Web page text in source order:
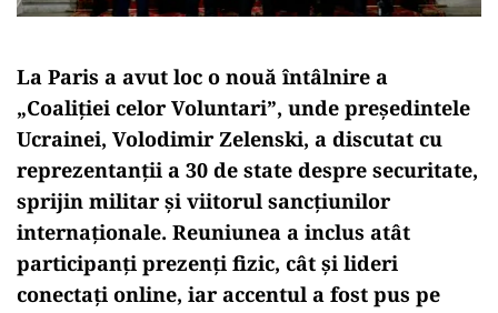
La Paris a avut loc o nouă întâlnire a
„Coaliției celor Voluntari”, unde președintele
Ucrainei, Volodimir Zelenski, a discutat cu
reprezentanții a 30 de state despre securitate,
sprijin militar și viitorul sancțiunilor
internaționale. Reuniunea a inclus atât
participanți prezenți fizic, cât și lideri
conectați online, iar accentul a fost pus pe